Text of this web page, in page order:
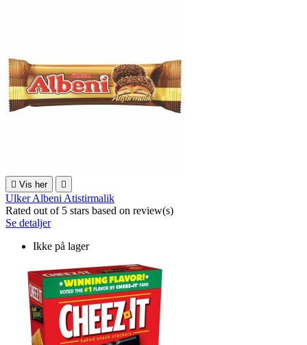
 Vis her 
Ulker Albeni Atistirmalik
Rated out of 5 stars based on review(s)
Se detaljer
Ikke på lager